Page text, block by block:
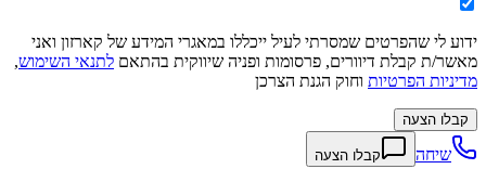
ידוע לי שהפרטים שמסרתי לעיל ייכללו במאגרי המידע של קארזון ואני
מאשר/ת קבלת דיוורים, פרסומות ופניה שיווקית בהתאם לתנאי השימוש,
מדיניות הפרטיות וחוק הגנת הצרכן
קבלו הצעה
שיחה קבלו הצעה